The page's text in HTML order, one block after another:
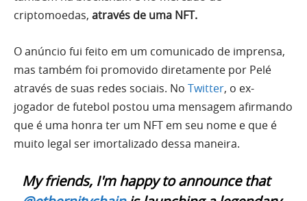
criptomoedas, através de uma NFT.
O anúncio fui feito em um comunicado de imprensa,
mas também foi promovido diretamente por Pelé
através de suas redes sociais. No Twitter, o ex-
jogador de futebol postou uma mensagem afirmando
que é uma honra ter um NFT em seu nome e que é
muito legal ser imortalizado dessa maneira.
My friends, I'm happy to announce that